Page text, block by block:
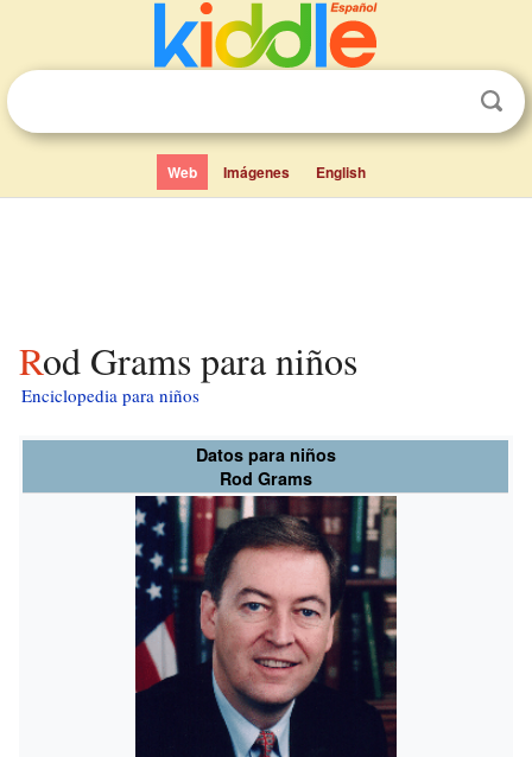
Web Imágenes English
Rod Grams para niños
Enciclopedia para niños
Datos para niños
Rod Grams